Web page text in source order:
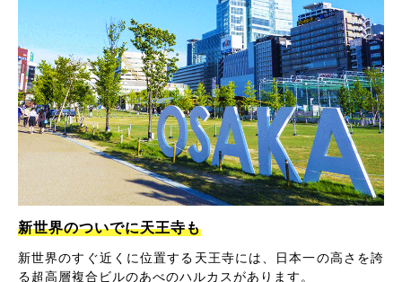
新世界のついでに天王寺も
新世界のすぐ近くに位置する天王寺には、日本一の高さを誇
る超高層複合ビルのあべのハルカスがあります。